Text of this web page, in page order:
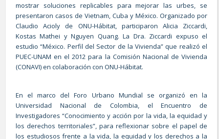
mostrar soluciones replicables para mejorar las urbes, se
presentaron casos de Vietnam, Cuba y México. Organizado por
Claudio Acioly de ONU-Hábitat, participaron Alicia Ziccardi,
Kostas Mathei y Nguyen Quang. La Dra. Ziccardi expuso el
estudio “México. Perfil del Sector de la Vivienda” que realizó el
PUEC-UNAM en el 2012 para la Comisión Nacional de Vivienda
(CONAVI) en colaboración con ONU-Hábitat.
En el marco del Foro Urbano Mundial se organizó en la
Universidad Nacional de Colombia, el Encuentro de
Investigadores “Conocimiento y acción por la vida, la equidad y
los derechos territoriales”, para reflexionar sobre el papel de
los estudiosos frente a la vida, la equidad y los derechos a la